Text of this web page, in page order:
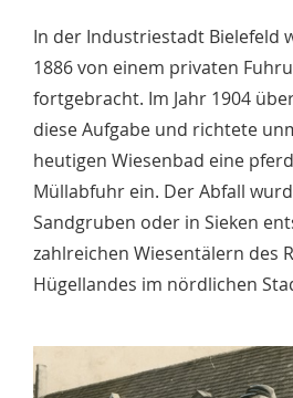
In der Industriestadt Bielefeld
1886 von einem privaten
fortgebracht. Im Jahr 1904
diese Aufgabe und richtete
heutigen Wiesenbad eine
Müllabfuhr ein. Der Abfall
Sandgruben oder in Sieken
zahlreichen Wiesentälern des
Hügellandes im nördlichen